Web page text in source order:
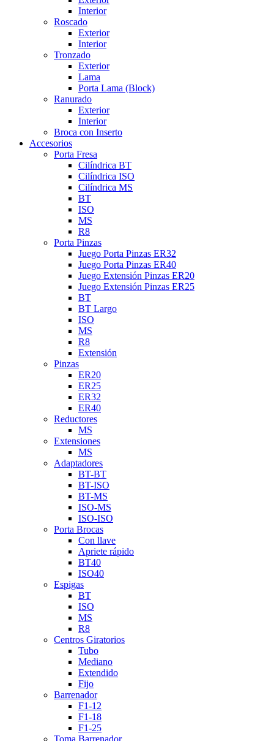
Interior
Roscado
Exterior
Interior
Tronzado
Exterior
Lama
Porta Lama (Block)
Ranurado
Exterior
Interior
Broca con Inserto
Accesorios
Porta Fresa
Cilíndrica BT
Cilíndrica ISO
Cilíndrica MS
BT
ISO
MS
R8
Porta Pinzas
Juego Porta Pinzas ER32
Juego Porta Pinzas ER40
Juego Extensión Pinzas ER20
Juego Extensión Pinzas ER25
BT
BT Largo
ISO
MS
R8
Extensión
Pinzas
ER20
ER25
ER32
ER40
Reductores
MS
Extensiones
MS
Adaptadores
BT-BT
BT-ISO
BT-MS
ISO-MS
ISO-ISO
Porta Brocas
Con llave
Apriete rápido
BT40
ISO40
Espigas
BT
ISO
MS
R8
Centros Giratorios
Tubo
Mediano
Extendido
Fijo
Barrenador
F1-12
F1-18
F1-25
Toma Barrenador